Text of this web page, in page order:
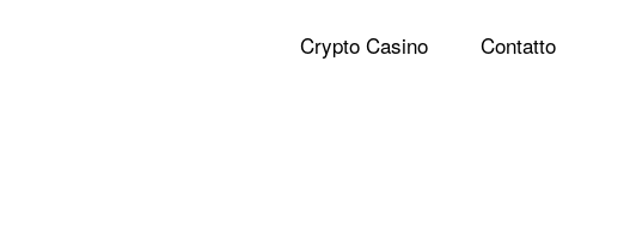
Crypto Casino Contatto